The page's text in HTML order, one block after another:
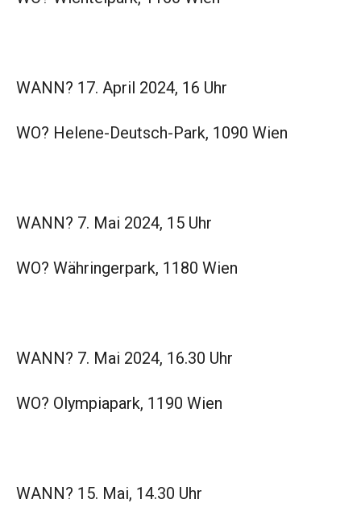
WANN? 17. April 2024, 16 Uhr
WO? Helene-Deutsch-Park, 1090 Wien
WANN? 7. Mai 2024, 15 Uhr
WO? Währingerpark, 1180 Wien
WANN? 7. Mai 2024, 16.30 Uhr
WO? Olympiapark, 1190 Wien
WANN? 15. Mai, 14.30 Uhr